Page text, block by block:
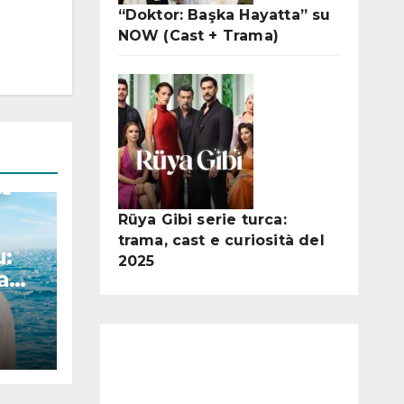
“Doktor: Başka Hayatta” su
NOW (Cast + Trama)
Rüya Gibi serie turca:
trama, cast e curiosità del
2025